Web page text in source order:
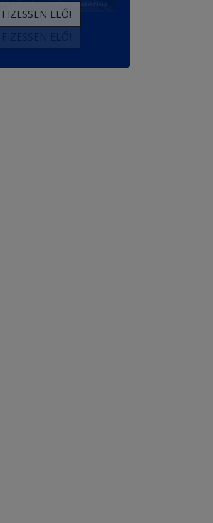
FIZESSEN ELŐ!